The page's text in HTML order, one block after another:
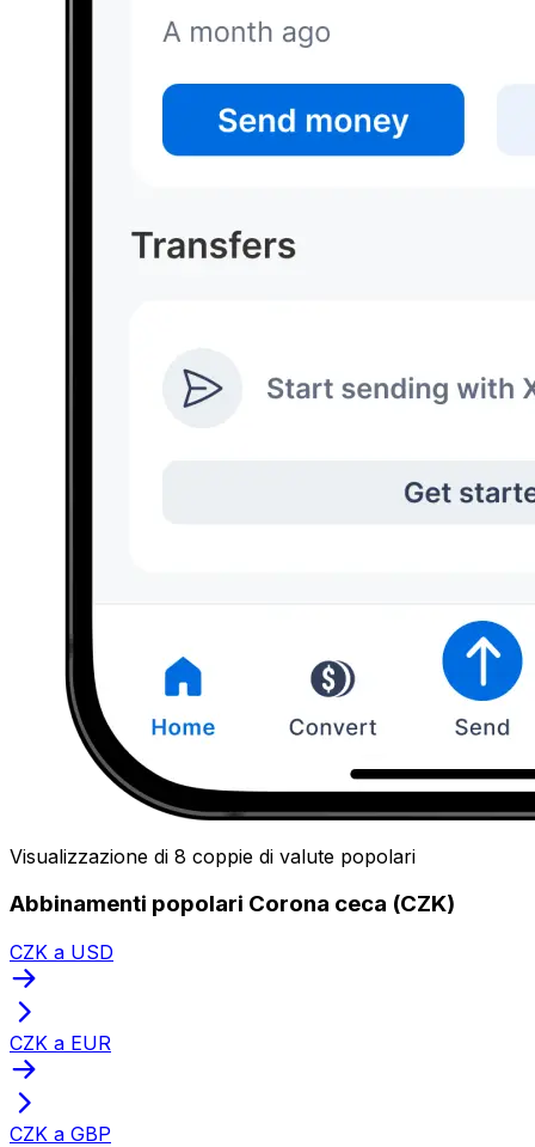
Visualizzazione di 8 coppie di valute popolari
Abbinamenti popolari Corona ceca (CZK)
CZK a USD
CZK a EUR
CZK a GBP